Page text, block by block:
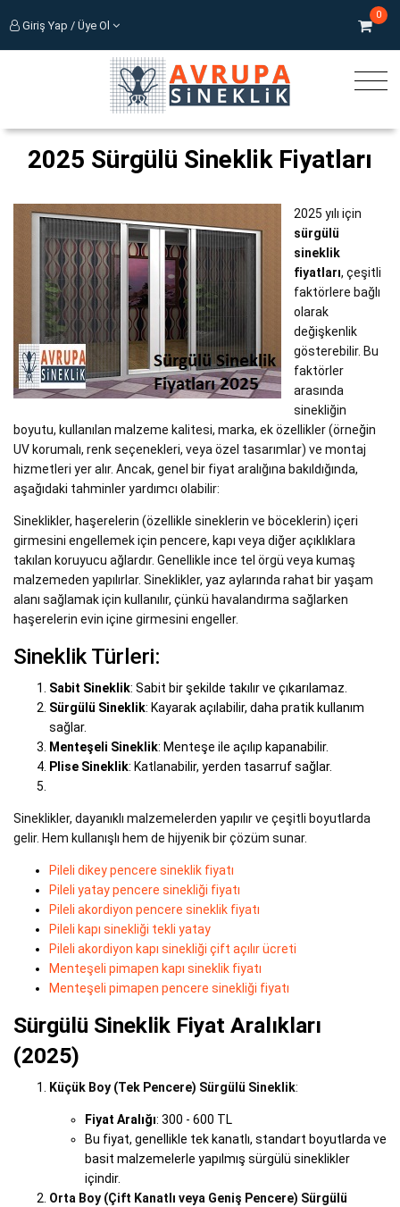
Giriş Yap / Üye Ol
0
2025 Sürgülü Sineklik Fiyatları
2025 yılı için
sürgülü
sineklik
fiyatları, çeşitli
faktörlere bağlı
olarak
değişkenlik
gösterebilir. Bu
faktörler
arasında
sinekliğin
boyutu, kullanılan malzeme kalitesi, marka, ek özellikler (örneğin
UV korumalı, renk seçenekleri, veya özel tasarımlar) ve montaj
hizmetleri yer alır. Ancak, genel bir fiyat aralığına bakıldığında,
aşağıdaki tahminler yardımcı olabilir:
Sineklikler, haşerelerin (özellikle sineklerin ve böceklerin) içeri
girmesini engellemek için pencere, kapı veya diğer açıklıklara
takılan koruyucu ağlardır. Genellikle ince tel örgü veya kumaş
malzemeden yapılırlar. Sineklikler, yaz aylarında rahat bir yaşam
alanı sağlamak için kullanılır, çünkü havalandırma sağlarken
haşerelerin evin içine girmesini engeller.
Sineklik Türleri:
Sabit Sineklik: Sabit bir şekilde takılır ve çıkarılamaz.
Sürgülü Sineklik: Kayarak açılabilir, daha pratik kullanım
sağlar.
Menteşeli Sineklik: Menteşe ile açılıp kapanabilir.
Plise Sineklik: Katlanabilir, yerden tasarruf sağlar.
Sineklikler, dayanıklı malzemelerden yapılır ve çeşitli boyutlarda
gelir. Hem kullanışlı hem de hijyenik bir çözüm sunar.
Pileli dikey pencere sineklik fiyatı
Pileli yatay pencere sinekliği fiyatı
Pileli akordiyon pencere sineklik fiyatı
Pileli kapı sinekliği tekli yatay
Pileli akordiyon kapı sinekliği çift açılır ücreti
Menteşeli pimapen kapı sineklik fiyatı
Menteşeli pimapen pencere sinekliği fiyatı
Sürgülü Sineklik Fiyat Aralıkları
(2025)
Küçük Boy (Tek Pencere) Sürgülü Sineklik:
Fiyat Aralığı: 300 - 600 TL
Bu fiyat, genellikle tek kanatlı, standart boyutlarda ve
basit malzemelerle yapılmış sürgülü sineklikler
içindir.
Orta Boy (Çift Kanatlı veya Geniş Pencere) Sürgülü